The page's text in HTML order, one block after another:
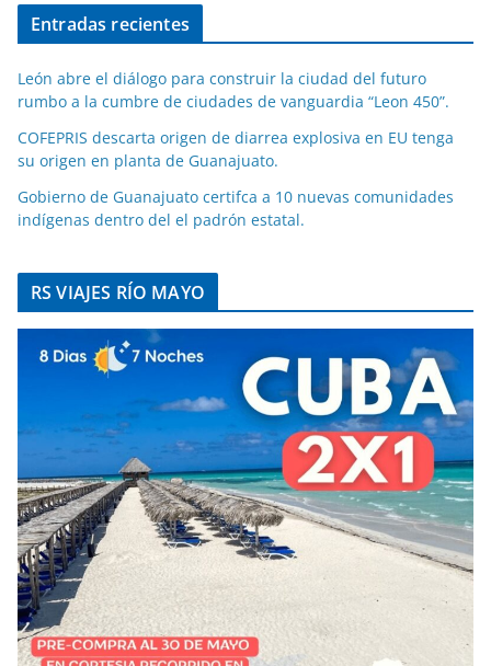
Entradas recientes
León abre el diálogo para construir la ciudad del futuro
rumbo a la cumbre de ciudades de vanguardia “Leon 450”.
COFEPRIS descarta origen de diarrea explosiva en EU tenga
su origen en planta de Guanajuato.
Gobierno de Guanajuato certifca a 10 nuevas comunidades
indígenas dentro del el padrón estatal.
RS VIAJES RÍO MAYO